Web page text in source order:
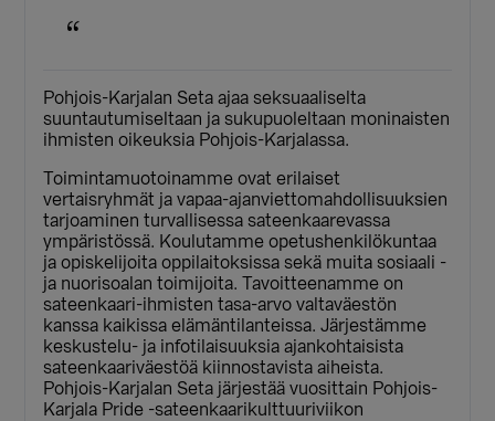
Pohjois-Karjalan Seta ajaa seksuaaliselta
suuntautumiseltaan ja sukupuoleltaan moninaisten
ihmisten oikeuksia Pohjois-Karjalassa.
Toimintamuotoinamme ovat erilaiset
vertaisryhmät ja vapaa-ajanviettomahdollisuuksien
tarjoaminen turvallisessa sateenkaarevassa
ympäristössä. Koulutamme opetushenkilökuntaa
ja opiskelijoita oppilaitoksissa sekä muita sosiaali -
ja nuorisoalan toimijoita. Tavoitteenamme on
sateenkaari-ihmisten tasa-arvo valtaväestön
kanssa kaikissa elämäntilanteissa. Järjestämme
keskustelu- ja infotilaisuuksia ajankohtaisista
sateenkaariväestöä kiinnostavista aiheista.
Pohjois-Karjalan Seta järjestää vuosittain Pohjois-
Karjala Pride -sateenkaarikulttuuriviikon